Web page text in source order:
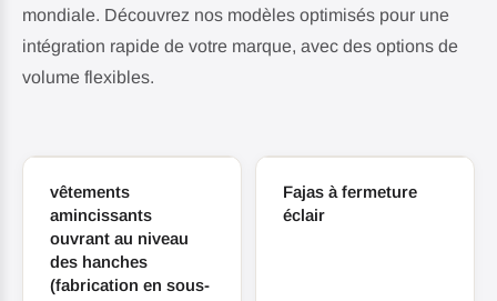
mondiale. Découvrez nos modèles optimisés pour une
intégration rapide de votre marque, avec des options de
volume flexibles.
vêtements
amincissants
ouvrant au niveau
des hanches
(fabrication en sous-
Fajas à fermeture
éclair